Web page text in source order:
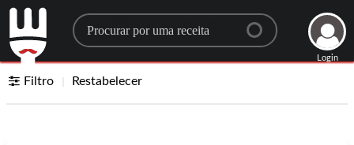
Search for a recipe
Login
Filtro Restabelecer